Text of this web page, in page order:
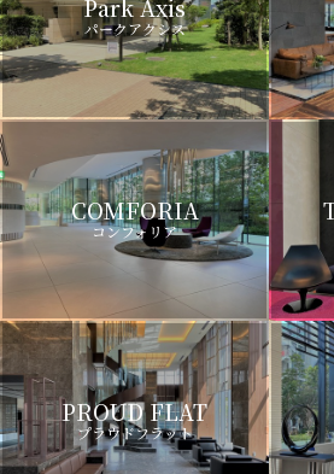
Park Axis
パークアクシス
COMFORIA
コンフォリア
PROUD FLAT
プラウドフラット